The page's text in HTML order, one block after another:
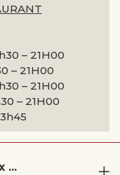
– 21H00
– 21H00
– 21H00
– 21H00
...